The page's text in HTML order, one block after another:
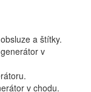
a štítky.
v
v chodu.